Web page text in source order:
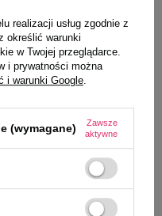
cena z 30 dni przed
14,99 zł -33%
zł
-
Do koszyka
realizacji usług zgodnie z
określić warunki
w Twojej przeglądarce.
i prywatności można
i warunki Google
(wymagane)
Zawsze
aktywne